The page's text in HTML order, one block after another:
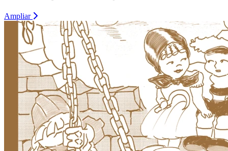
Ampliar